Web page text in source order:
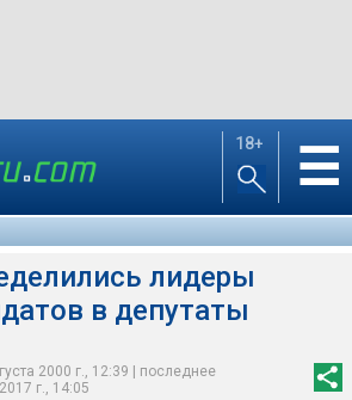
18+ ☰
лидеры
в депутаты
2000 г., 12:39 | последнее
г., 14:05